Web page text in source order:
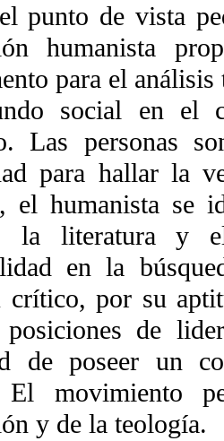
punto de vista
humanista
para el
social en el
Las personas
para hallar la
el humanista se
la literatura y
en la
crítico, por su
posiciones de
de poseer un
El movimiento
y de la teología.